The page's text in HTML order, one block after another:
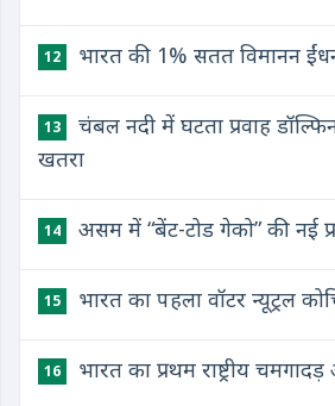
12 भारत की 1% सतत विमानन
13
चंबल नदी में घटता प्रवाह
खतरा
14 असम में “बेंट-टोड गेको” की नई
15 भारत का पहला वॉटर न्‍यूट्रल
16 भारत का प्रथम राष्ट्रीय